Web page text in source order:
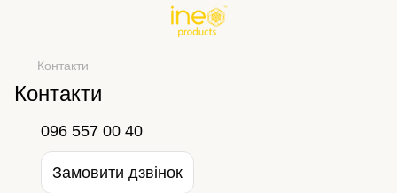
Контакти
Контакти
096 557 00 40
Замовити дзвінок